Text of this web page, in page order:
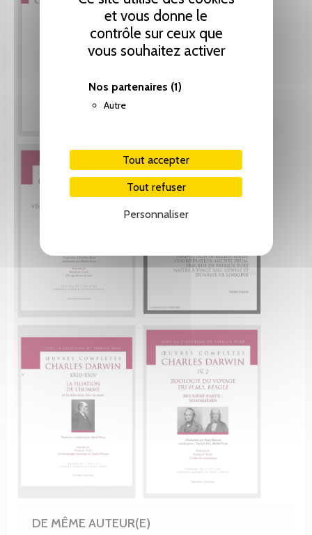
et vous donne le
contrôle sur ceux que
vous souhaitez activer
Nos partenaires (1)
Autre
Tout accepter
Tout refuser
Personnaliser
DE MÊME AUTEUR(E)